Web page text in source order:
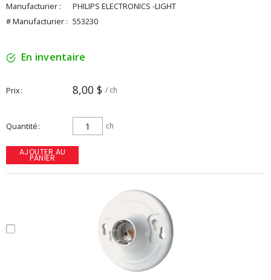
Manufacturier :
PHILIPS ELECTRONICS -LIGHT
# Manufacturier : 553230
En inventaire
Prix 8,00 $ / ch
Quantité ch
AJOUTER AU
PANIER